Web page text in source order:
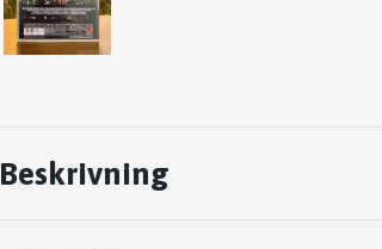
Beskrivning